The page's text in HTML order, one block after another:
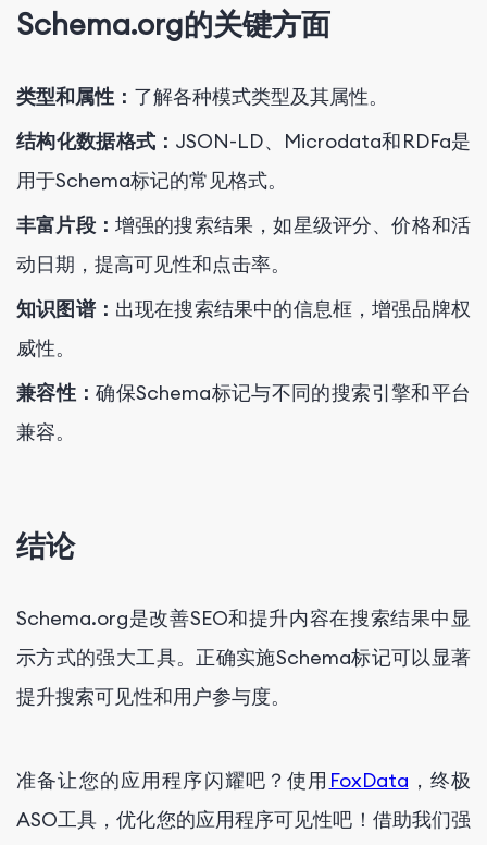
Schema.org的关键方面
类型和属性： 了解各种模式类型及其属性。
结构化数据格式： JSON-LD、Microdata和RDFa是
用于Schema标记的常见格式。
丰富片段： 增强的搜索结果，如星级评分、价格和活
动日期，提高可见性和点击率。
知识图谱： 出现在搜索结果中的信息框，增强品牌权
威性。
兼容性：确保Schema标记与不同的搜索引擎和平台
兼容。
结论
Schema.org是改善SEO和提升内容在搜索结果中显
示方式的强大工具。正确实施Schema标记可以显著
提升搜索可见性和用户参与度。
准备让您的应用程序闪耀吧？使用 FoxData ，终极
ASO工具，优化您的应用程序可见性吧！借助我们强